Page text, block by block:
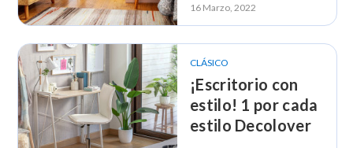
con estilo
16 Marzo, 2022
CLÁSICO
¡Escritorio con
estilo! 1 por cada
estilo Decolover